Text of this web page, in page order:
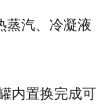
蒸汽、冷凝液
内置换完成可